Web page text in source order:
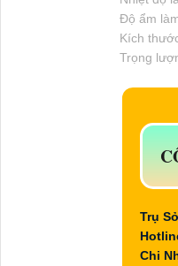
Độ ẩm
Kích
Trọng
Trụ
Chi